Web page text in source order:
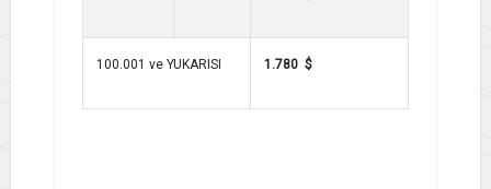
100.001 ve YUKARISI 1.780 $